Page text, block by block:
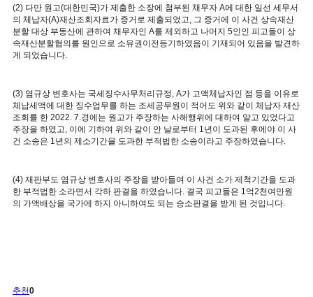
(2) 다만 원고(대한민국)가 제출한 소장에 첨부된 채무자 A에 대한 일선 세무서
의 체납자(A)재산조회자료가 증거로 제출되었고, 그 증거에 이 사건 상속재산
분할 대상 부동산에 관하여 채무자인 A를 제외하고 나머지 5인인 피고들이 상
속재산분할협의를 원인으로 소유권이전등기하였음이 기재되어 있음을 발견하
게 되었습니다.
(3) 염규상 변호사는 국세징수사무처리규정, A가 고액체납자인 점 등을 이유로
체납세액에 대한 징수업무를 하는 조세공무원이 적어도 위와 같이 체납자 재산
조회를 한 2022. 7.경에는 원고가 주장하는 사해행위에 대하여 알고 있었다고
주장을 하였고, 이에 기하여 위와 같이 안 날로부터 1년이 도과된 후에야 이 사
건 소송은 1년의 제소기간을 도과한 부적법한 소송이라고 주장하였습니다.
(4) 재판부도 염규상 변호사의 주장을 받아들여 이 사건 소가 제척기간을 도과
한 부적법한 소라면서 각하 판결을 하였습니다. 결국 피고들은 1억2천여만원
의 가액배상을 국가에 하지 아니하여도 되는 승소판결을 받게 된 것입니다.
추천0